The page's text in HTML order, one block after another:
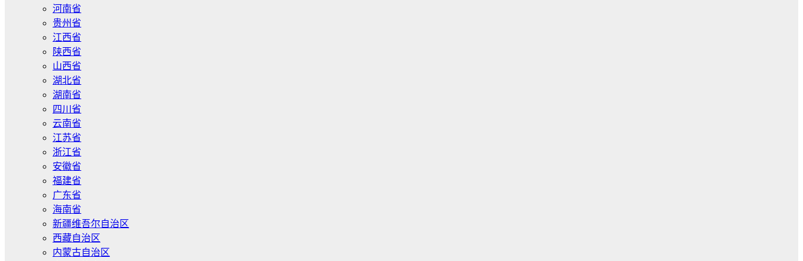
河南省
贵州省
江西省
陕西省
山西省
湖北省
湖南省
四川省
云南省
江苏省
浙江省
安徽省
福建省
广东省
海南省
新疆维吾尔自治区
西藏自治区
内蒙古自治区